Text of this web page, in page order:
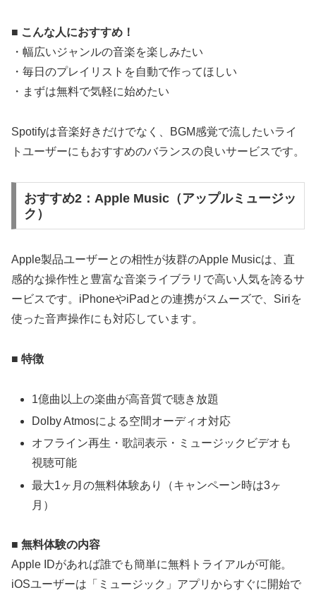
■ こんな人におすすめ！
・幅広いジャンルの音楽を楽しみたい
・毎日のプレイリストを自動で作ってほしい
・まずは無料で気軽に始めたい
Spotifyは音楽好きだけでなく、BGM感覚で流したいライ
トユーザーにもおすすめのバランスの良いサービスです。
おすすめ2：Apple Music（アップルミュージッ
ク）
Apple製品ユーザーとの相性が抜群のApple Musicは、直
感的な操作性と豊富な音楽ライブラリで高い人気を誇るサ
ービスです。iPhoneやiPadとの連携がスムーズで、Siriを
使った音声操作にも対応しています。
■ 特徴
1億曲以上の楽曲が高音質で聴き放題
Dolby Atmosによる空間オーディオ対応
オフライン再生・歌詞表示・ミュージックビデオも
視聴可能
最大1ヶ月の無料体験あり（キャンペーン時は3ヶ
月）
■ 無料体験の内容
Apple IDがあれば誰でも簡単に無料トライアルが可能。
iOSユーザーは「ミュージック」アプリからすぐに開始で